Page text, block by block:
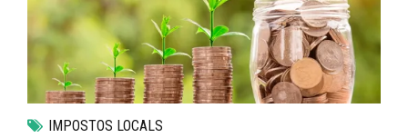
IMPOSTOS LOCALS